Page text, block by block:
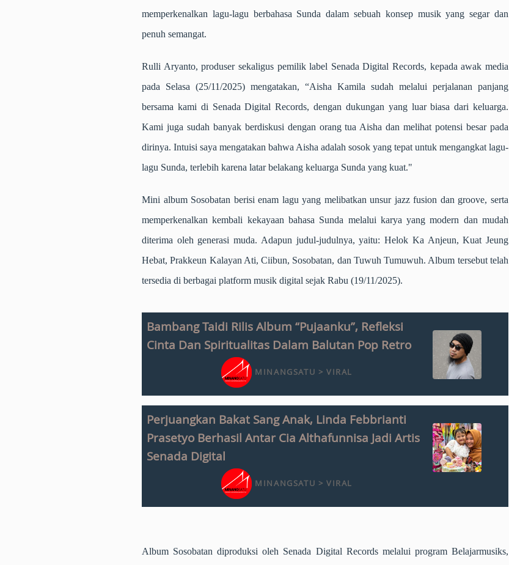
memperkenalkan lagu-lagu berbahasa Sunda dalam sebuah konsep musik yang segar dan
penuh semangat.
Rulli Aryanto, produser sekaligus pemilik label Senada Digital Records, kepada awak media
pada Selasa (25/11/2025) mengatakan, “Aisha Kamila sudah melalui perjalanan panjang
bersama kami di Senada Digital Records, dengan dukungan yang luar biasa dari keluarga.
Kami juga sudah banyak berdiskusi dengan orang tua Aisha dan melihat potensi besar pada
dirinya. Intuisi saya mengatakan bahwa Aisha adalah sosok yang tepat untuk mengangkat lagu-
lagu Sunda, terlebih karena latar belakang keluarga Sunda yang kuat."
Mini album Sosobatan berisi enam lagu yang melibatkan unsur jazz fusion dan groove, serta
memperkenalkan kembali kekayaan bahasa Sunda melalui karya yang modern dan mudah
diterima oleh generasi muda. Adapun judul-judulnya, yaitu: Helok Ka Anjeun, Kuat Jeung
Hebat, Prakkeun Kalayan Ati, Ciibun, Sosobatan, dan Tuwuh Tumuwuh. Album tersebut telah
tersedia di berbagai platform musik digital sejak Rabu (19/11/2025).
Bambang Taidi Rilis Album “Pujaanku”, Refleksi
Cinta Dan Spiritualitas Dalam Balutan Pop Retro
MINANGSATU > VIRAL
Perjuangkan Bakat Sang Anak, Linda Febbrianti
Prasetyo Berhasil Antar Cia Althafunnisa Jadi Artis
Senada Digital
MINANGSATU > VIRAL
Album Sosobatan diproduksi oleh Senada Digital Records melalui program Belajarmusiks,